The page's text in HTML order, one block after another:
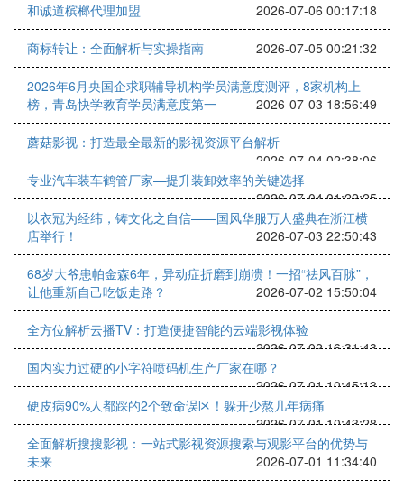
和诚道槟榔代理加盟 2026-07-06 00:17:18
商标转让：全面解析与实操指南 2026-07-05 00:21:32
2026年6月央国企求职辅导机构学员满意度测评，8家机构上
榜，青岛快学教育学员满意度第一
2026-07-03 18:56:49
蘑菇影视：打造最全最新的影视资源平台解析
2026-07-04 02:38:06
专业汽车装车鹤管厂家—提升装卸效率的关键选择
2026-07-04 01:22:25
以衣冠为经纬，铸文化之自信——国风华服万人盛典在浙江横
店举行！
2026-07-03 22:50:43
68岁大爷患帕金森6年，异动症折磨到崩溃！一招“祛风百脉”，
让他重新自己吃饭走路？
2026-07-02 15:50:04
全方位解析云播TV：打造便捷智能的云端影视体验
2026-07-02 16:31:43
国内实力过硬的小字符喷码机生产厂家在哪？
2026-07-01 10:45:13
硬皮病90%人都踩的2个致命误区！躲开少熬几年病痛
2026-07-01 10:43:28
全面解析搜搜影视：一站式影视资源搜索与观影平台的优势与
未来
2026-07-01 11:34:40